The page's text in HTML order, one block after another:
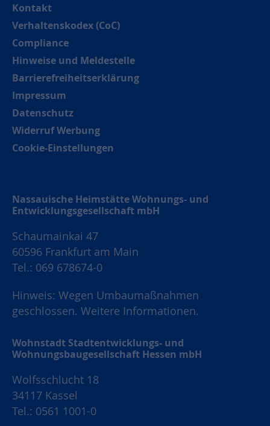
Kontakt
Verhaltenskodex (CoC)
Compliance
Hinweise und Meldestelle
Barrierefreiheitserklärung
Impressum
Datenschutz
Widerruf Werbung
Cookie-Einstellungen
Nassauische Heimstätte Wohnungs- und
Entwicklungsgesellschaft mbH
Schaumainkai 47
60596 Frankfurt am Main
Tel.: 069 678674-0
Hinweis: Wegen Umbaumaßnahmen
geschlossen. Weitere Informationen.
Wohnstadt Stadtentwicklungs- und
Wohnungsbaugesellschaft Hessen mbH
Wolfsschlucht 18
34117 Kassel
Tel.: 0561 1001-0